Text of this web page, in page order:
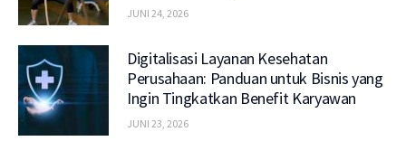
JUNI 24, 2026
Digitalisasi Layanan Kesehatan
Perusahaan: Panduan untuk Bisnis yang
Ingin Tingkatkan Benefit Karyawan
JUNI 23, 2026